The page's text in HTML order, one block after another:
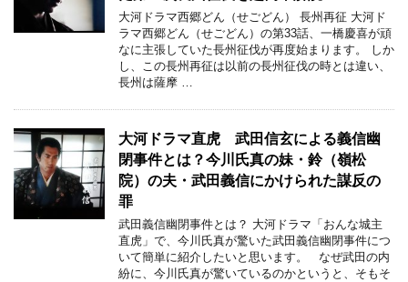
大河ドラマ西郷どん（せごどん） 長州再征 大河ド
ラマ西郷どん（せごどん）の第33話、一橋慶喜が頑
なに主張していた長州征伐が再度始まります。 しか
し、この長州再征は以前の長州征伐の時とは違い、
長州は薩摩 …
大河ドラマ直虎 武田信玄による義信幽
閉事件とは？今川氏真の妹・鈴（嶺松
院）の夫・武田義信にかけられた謀反の
罪
武田義信幽閉事件とは？ 大河ドラマ「おんな城主
直虎」で、今川氏真が驚いた武田義信幽閉事件につ
いて簡単に紹介したいと思います。 なぜ武田の内
紛に、今川氏真が驚いているのかというと、そもそ